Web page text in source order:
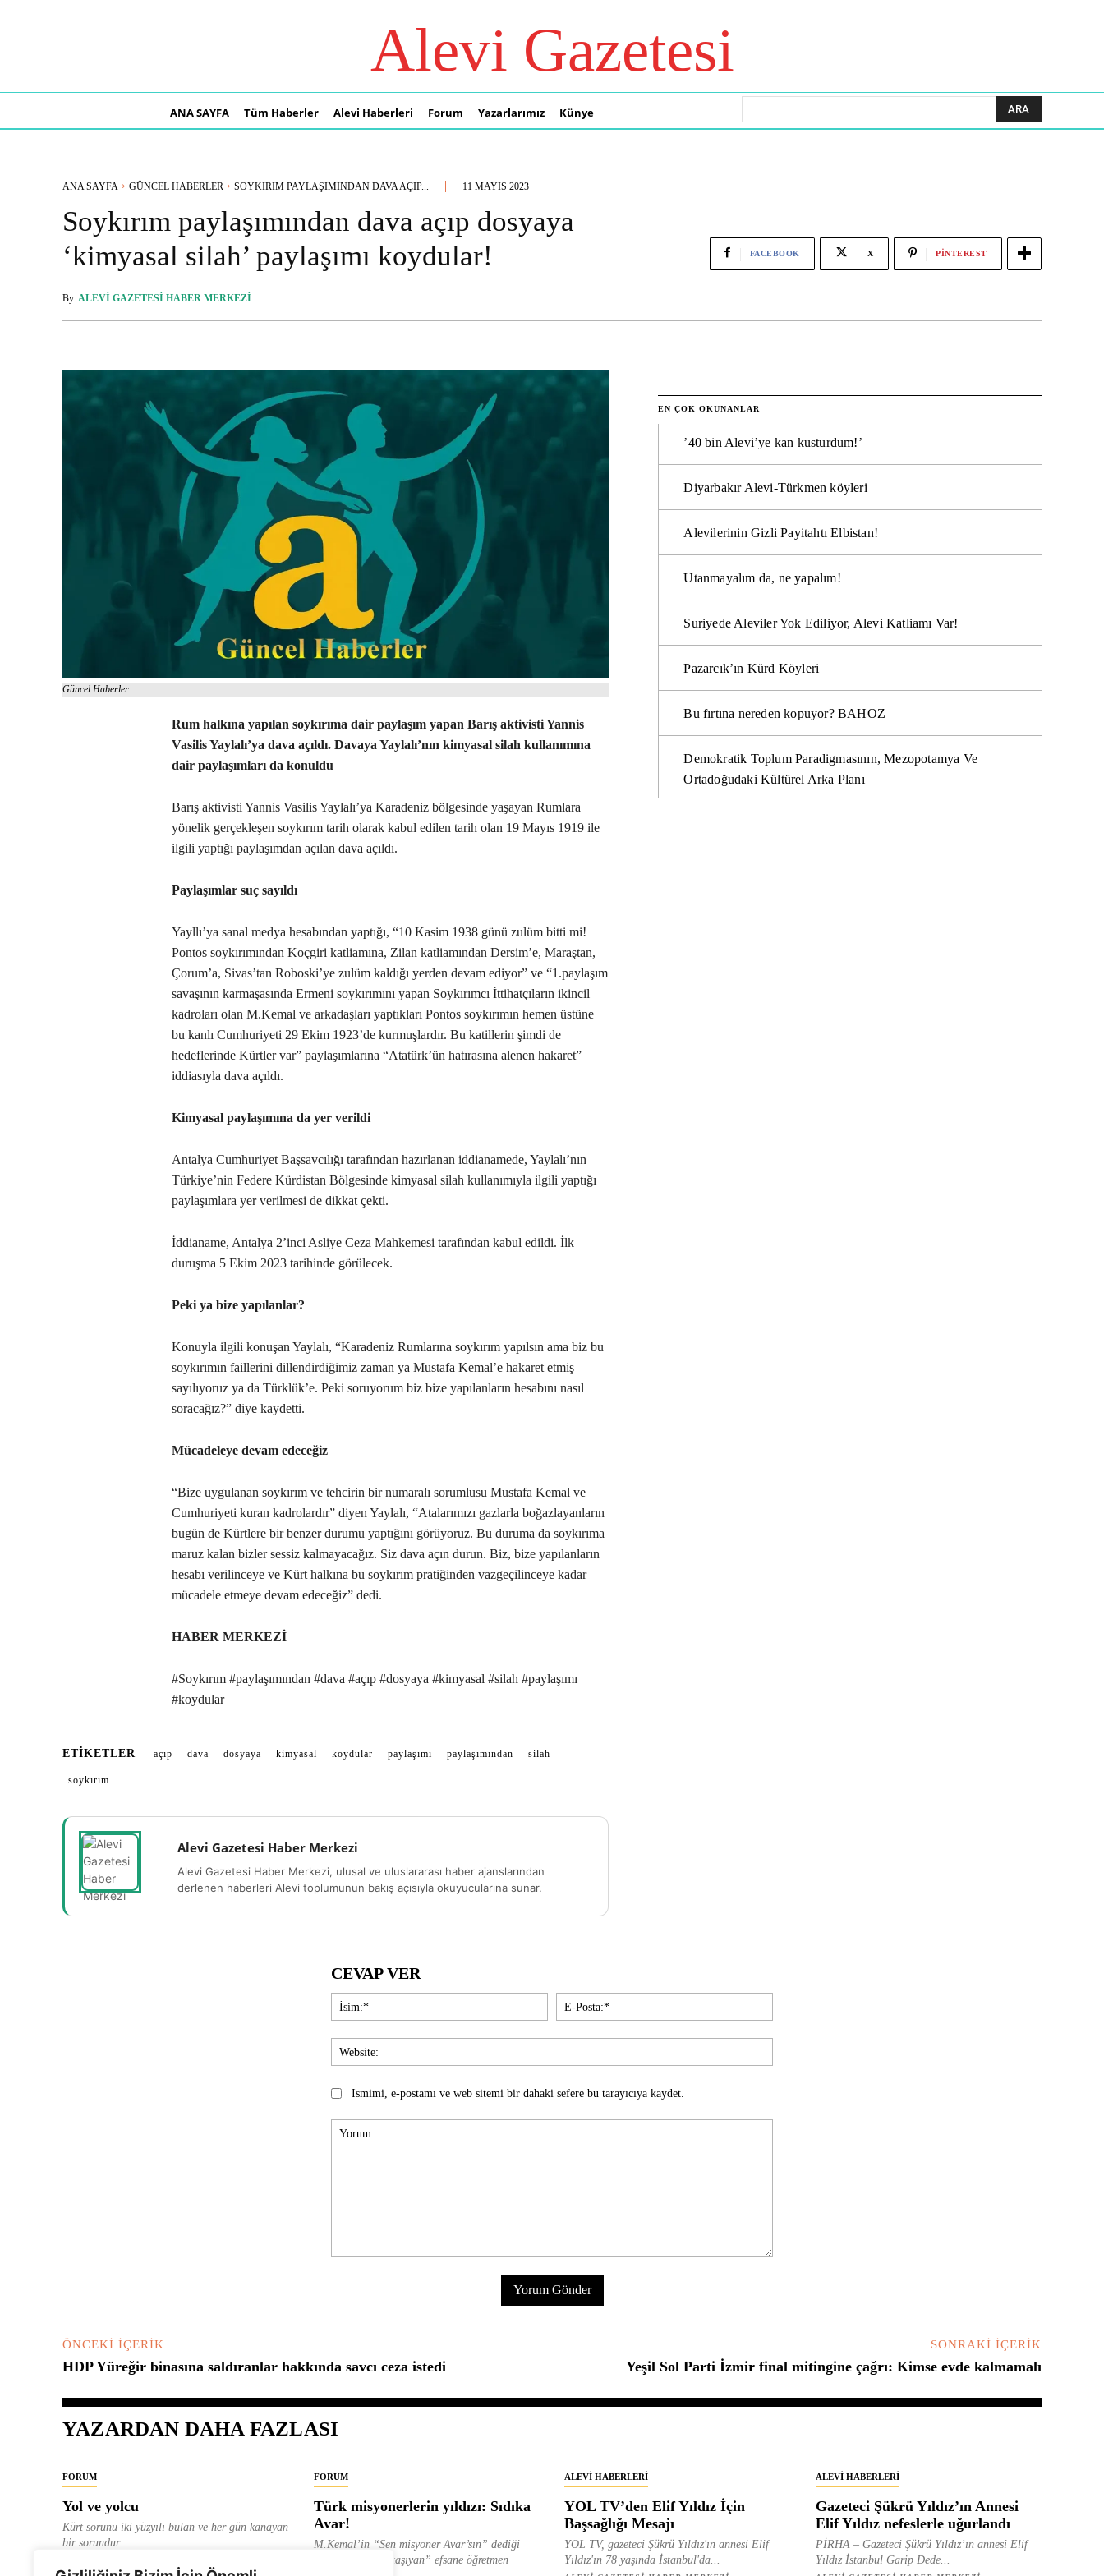
Alevi Gazetesi
ANA SAYFA Tüm Haberler Alevi Haberleri Forum Yazarlarımız Künye ARA
ANA SAYFA GÜNCEL HABERLER SOYKIRIM PAYLAŞIMINDAN DAVA AÇIP... 11 MAYIS 2023
Soykırım paylaşımından dava açıp dosyaya
‘kimyasal silah’ paylaşımı koydular!
By ALEVI GAZETESI HABER MERKEZI
FACEBOOK X PINTEREST
Güncel Haberler
Rum halkına yapılan soykırıma dair paylaşım yapan Barış aktivisti Yannis
Vasilis Yaylalı’ya dava açıldı. Davaya Yaylalı’nın kimyasal silah kullanımına
dair paylaşımları da konuldu
Barış aktivisti Yannis Vasilis Yaylalı’ya Karadeniz bölgesinde yaşayan Rumlara
yönelik gerçekleşen soykırım tarih olarak kabul edilen tarih olan 19 Mayıs 1919 ile
ilgili yaptığı paylaşımdan açılan dava açıldı.
Paylaşımlar suç sayıldı
Yayllı’ya sanal medya hesabından yaptığı, “10 Kasim 1938 günü zulüm bitti mi!
Pontos soykırımından Koçgiri katliamına, Zilan katliamından Dersim’e, Maraştan,
Çorum’a, Sivas’tan Roboski’ye zulüm kaldığı yerden devam ediyor” ve “1.paylaşım
savaşının karmaşasında Ermeni soykırımını yapan Soykırımcı İttihatçıların ikincil
kadroları olan M.Kemal ve arkadaşları yaptıkları Pontos soykırımın hemen üstüne
bu kanlı Cumhuriyeti 29 Ekim 1923’de kurmuşlardır. Bu katillerin şimdi de
hedeflerinde Kürtler var” paylaşımlarına “Atatürk’ün hatırasına alenen hakaret”
iddiasıyla dava açıldı.
Kimyasal paylaşımına da yer verildi
Antalya Cumhuriyet Başsavcılığı tarafından hazırlanan iddianamede, Yaylalı’nın
Türkiye’nin Federe Kürdistan Bölgesinde kimyasal silah kullanımıyla ilgili yaptığı
paylaşımlara yer verilmesi de dikkat çekti.
İddianame, Antalya 2’inci Asliye Ceza Mahkemesi tarafından kabul edildi. İlk
duruşma 5 Ekim 2023 tarihinde görülecek.
Peki ya bize yapılanlar?
Konuyla ilgili konuşan Yaylalı, “Karadeniz Rumlarına soykırım yapılsın ama biz bu
soykırımın faillerini dillendirdiğimiz zaman ya Mustafa Kemal’e hakaret etmiş
sayılıyoruz ya da Türklük’e. Peki soruyorum biz bize yapılanların hesabını nasıl
soracağız?” diye kaydetti.
Mücadeleye devam edeceğiz
“Bize uygulanan soykırım ve tehcirin bir numaralı sorumlusu Mustafa Kemal ve
Cumhuriyeti kuran kadrolardır” diyen Yaylalı, “Atalarımızı gazlarla boğazlayanların
bugün de Kürtlere bir benzer durumu yaptığını görüyoruz. Bu duruma da soykırıma
maruz kalan bizler sessiz kalmayacağız. Siz dava açın durun. Biz, bize yapılanların
hesabı verilinceye ve Kürt halkına bu soykırım pratiğinden vazgeçilinceye kadar
mücadele etmeye devam edeceğiz” dedi.
HABER MERKEZİ
#Soykırım #paylaşımından #dava #açıp #dosyaya #kimyasal #silah #paylaşımı
#koydular
ETIKETLER açıp dava dosyaya kimyasal koydular paylaşımı paylaşımından silah
soykırım
Alevi Gazetesi Haber Merkezi
Alevi Gazetesi Haber Merkezi, ulusal ve uluslararası haber ajanslarından
derlenen haberleri Alevi toplumunun bakış açısıyla okuyucularına sunar.
EN ÇOK OKUNANLAR
’40 bin Alevi’ye kan kusturdum!’
Diyarbakır Alevi-Türkmen köyleri
Alevilerinin Gizli Payitahtı Elbistan!
Utanmayalım da, ne yapalım!
Suriyede Aleviler Yok Ediliyor, Alevi Katliamı Var!
Pazarcık’ın Kürd Köyleri
Bu fırtına nereden kopuyor? BAHOZ
Demokratik Toplum Paradigmasının, Mezopotamya Ve
Ortadoğudaki Kültürel Arka Planı
CEVAP VER
İsim:*
Posta:*
Ismimi, e-postamı ve web sitemi bir dahaki sefere bu tarayıcıya kaydet.
ÖNCEKI İÇERIK
HDP Yüreğir binasına saldıranlar hakkında savcı ceza istedi
SONRAKI İÇERIK
Yeşil Sol Parti İzmir final mitingine çağrı: Kimse evde kalmamalı
YAZARDAN DAHA FAZLASI
FORUM
Yol ve yolcu
Kürt sorunu iki yüzyılı bulan ve her gün kanayan
bir sorundur....
FORUM
Türk misyonerlerin yıldızı: Sıdıka
Avar!
M.Kemal’in “Sen misyoner Avar’sın” dediği
ve “dağlara ışık taşıyan” efsane öğretmen
ALEVI HABERLERI
YOL TV’den Elif Yıldız İçin
Başsağlığı Mesajı
YOL TV, gazeteci Şükrü Yıldız'ın annesi Elif
Yıldız'ın 78 yaşında İstanbul'da...
ALEVI HABERLERI
Gazeteci Şükrü Yıldız’ın Annesi
Elif Yıldız nefeslerle uğurlandı
PİRHA – Gazeteci Şükrü Yıldız’ın annesi Elif
Yıldız İstanbul Garip Dede...